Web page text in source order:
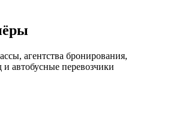
агентства бронирования,
автобусные перевозчики